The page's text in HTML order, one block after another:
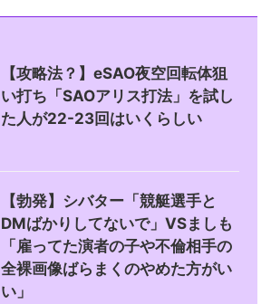
【攻略法？】eSAO夜空回転体狙
い打ち「SAOアリス打法」を試し
た人が22-23回はいくらしい
【勃発】シバター「競艇選手と
DMばかりしてないで」VSましも
「雇ってた演者の子や不倫相手の
全裸画像ばらまくのやめた方がい
い」